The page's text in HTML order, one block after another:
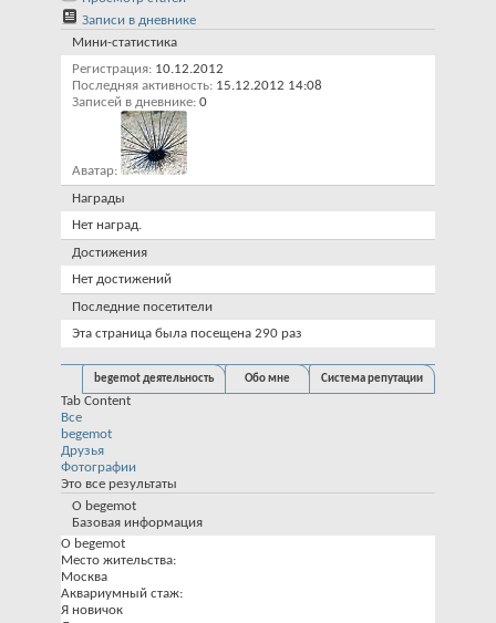
Записи в дневнике
Мини-статистика
Регистрация 10.12.2012
Последняя активность 15.12.2012 14:08
Записей в дневнике 0
Аватар
Награды
Нет наград.
Достижения
Нет достижений
Последние посетители
Эта страница была посещена 290 раз
begemot деятельность Обо мне Система репутации
Tab Content
Все
begemot
Друзья
Фотографии
Это все результаты
О begemot
Базовая информация
О begemot
Место жительства:
Москва
Аквариумный стаж:
Я новичок